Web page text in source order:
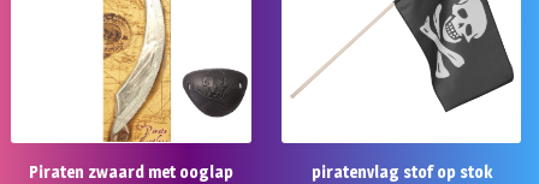
Piraten zwaard met ooglap piratenvlag stof op stok